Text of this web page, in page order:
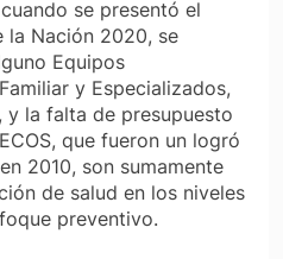
se presentó el
la Nación 2020, se
Equipos
y Especializados,
y la falta de presupuesto
que fueron un logró
2010, son sumamente
de salud en los niveles
preventivo.